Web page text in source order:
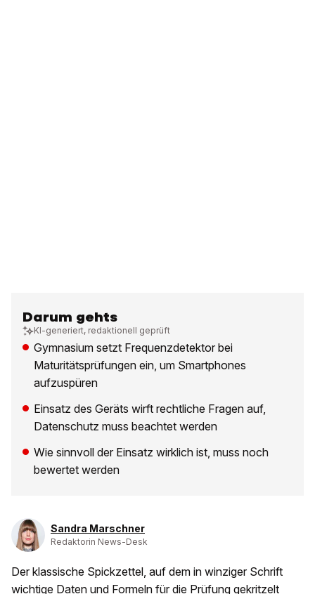
Darum gehts
KI-generiert, redaktionell geprüft
Gymnasium setzt Frequenzdetektor bei
Maturitätsprüfungen ein, um Smartphones
aufzuspüren
Einsatz des Geräts wirft rechtliche Fragen auf,
Datenschutz muss beachtet werden
Wie sinnvoll der Einsatz wirklich ist, muss noch
bewertet werden
Sandra Marschner
Redaktorin News-Desk
Der klassische Spickzettel, auf dem in winziger Schrift
wichtige Daten und Formeln für die Prüfung gekritzelt